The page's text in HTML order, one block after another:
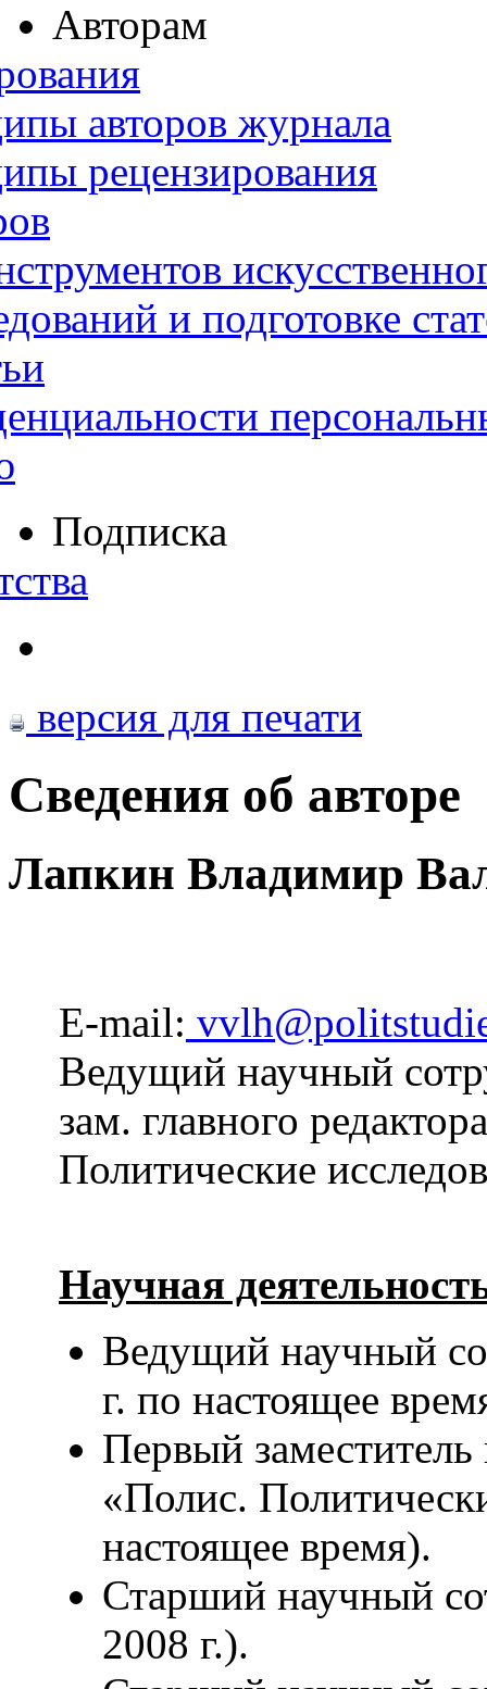
Авторам
авторов журнала
рецензирования
и подготовке
Подписка
версия для печати
Сведения об авторе
Лапкин Владимир
E-mail:
Ведущий научный
зам. главного
Политические
Научная
Ведущий научный
г. по настоящее
Первый заместитель
«Полис.
настоящее время).
Старший научный
2008 г.).